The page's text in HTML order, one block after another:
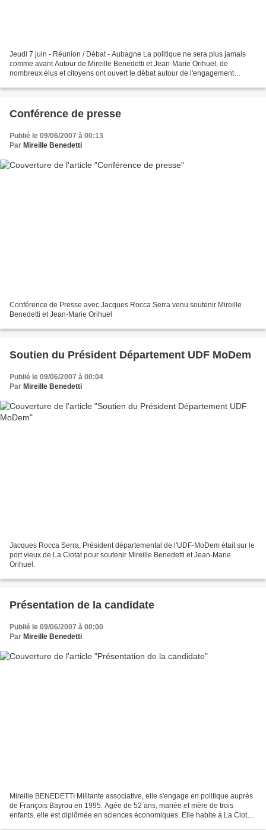
Jeudi 7 juin - Réunion / Débat - Aubagne La politique ne sera plus jamais
comme avant Autour de Mireille Benedetti et Jean-Marie Orihuel, de
nombreux élus et citoyens ont ouvert le débat autour de l'engagement
Conférence de presse
Publié le 09/06/2007 à 00:13
Par Mireille Benedetti
Conférence de Presse avec Jacques Rocca Serra venu soutenir Mireille
Benedetti et Jean-Marie Orihuel
Soutien du Président Département UDF MoDem
Publié le 09/06/2007 à 00:04
Par Mireille Benedetti
Jacques Rocca Serra, Président départemental de l'UDF-MoDem était sur le
port vieux de La Ciotat pour soutenir Mireille Benedetti et Jean-Marie
Orihuel.
Présentation de la candidate
Publié le 09/06/2007 à 00:00
Par Mireille Benedetti
Mireille BENEDETTI Militante associative, elle s'engage en politique auprès
de François Bayrou en 1995. Agée de 52 ans, mariée et mère de trois
enfants, elle est diplômée en sciences économiques. Elle habite à La Ciotat